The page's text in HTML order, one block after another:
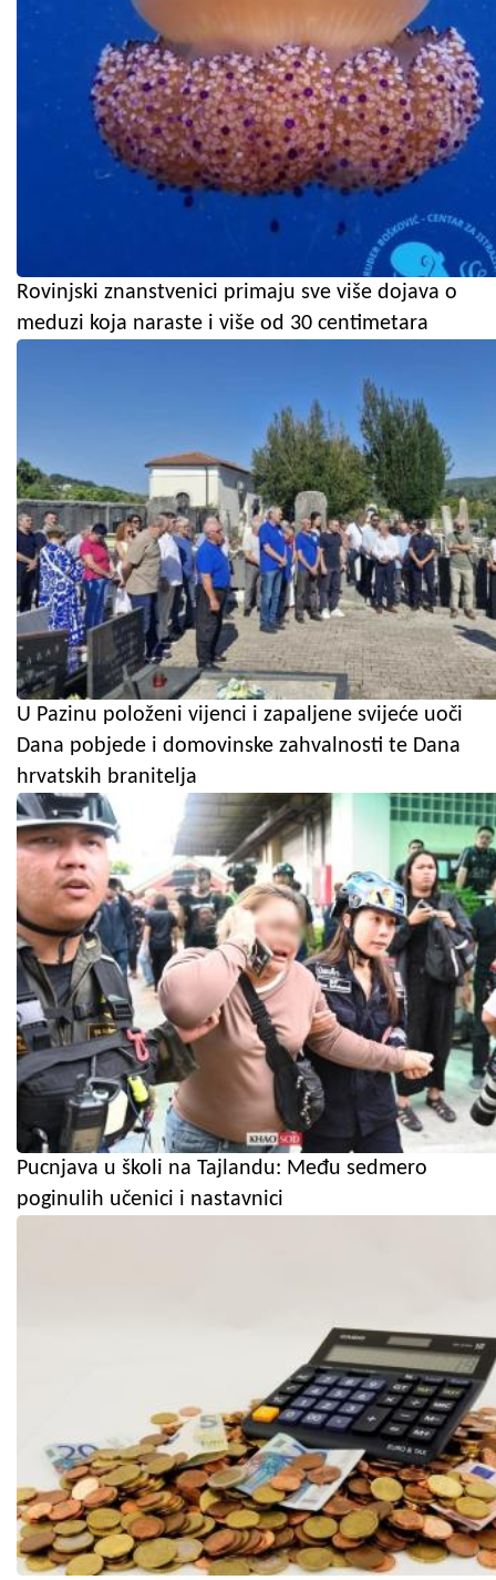
Rovinjski znanstvenici primaju sve više dojava o
meduzi koja naraste i više od 30 centimetara
U Pazinu položeni vijenci i zapaljene svijeće uoči
Dana pobjede i domovinske zahvalnosti te Dana
hrvatskih branitelja
Pucnjava u školi na Tajlandu: Među sedmero
poginulih učenici i nastavnici